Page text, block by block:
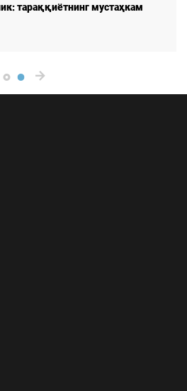
тараққиётнинг мустаҳкам